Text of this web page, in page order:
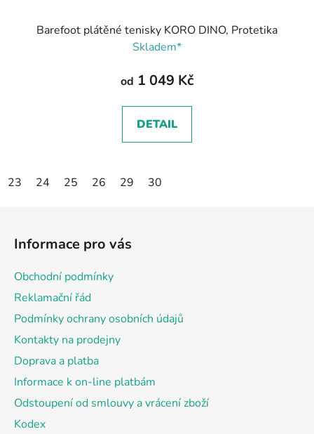
Barefoot plátěné tenisky KORO DINO, Protetika
Skladem*
od 1 049 Kč
DETAIL
23 24 25 26 29 30
Informace pro vás
Obchodní podmínky
Reklamační řád
Podmínky ochrany osobních údajů
Kontakty na prodejny
Doprava a platba
Informace k on-line platbám
Odstoupení od smlouvy a vrácení zboží
Kodex